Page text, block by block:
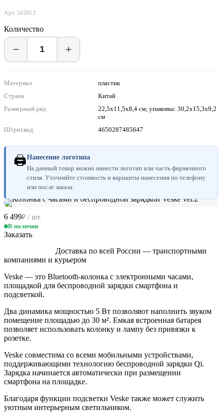
Арт. 245912
Количество
− +
Материал
пластик
Страна
Китай
Размерный ряд
22,5x11,5x8,4 см; упаковка: 30,2x15,3x9,2
см
Штрихкод
4650287485647
🖨Нанесение логотипа
На данный товар можно нанести логотип или часть фирменного
стиля. Уточняйте стоимость и варианты нанесения по телефону
или после заказа.
6 499₽ / шт.
В наличии
Заказать
Доставка по всей России — транспортными
компаниями и курьером
Veske — это Bluetooth-колонка с электронными часами,
площадкой для беспроводной зарядки смартфона и
подсветкой.
Два динамика мощностью 5 Вт позволяют наполнить звуком
помещение площадью до 30 м². Емкая встроенная батарея
позволяет использовать колонку и лампу без привязки к
розетке.
Veske совместима со всеми мобильными устройствами,
поддерживающими технологию беспроводной зарядки Qi.
Зарядка начинается автоматически при размещении
смартфона на площадке.
Благодаря функции подсветки Veske также может служить
уютным интерьерным светильником.